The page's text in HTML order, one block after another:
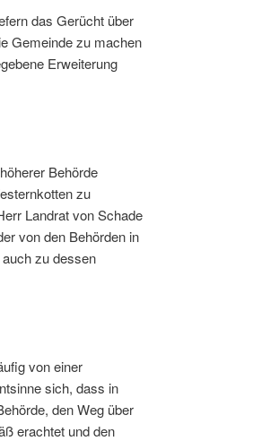
das Gerücht über
Gemeinde zu machen
Erweiterung
Behörde
zu
Landrat von Schade
von den Behörden in
zu dessen
von einer
sich, dass in
den Weg über
erachtet und den